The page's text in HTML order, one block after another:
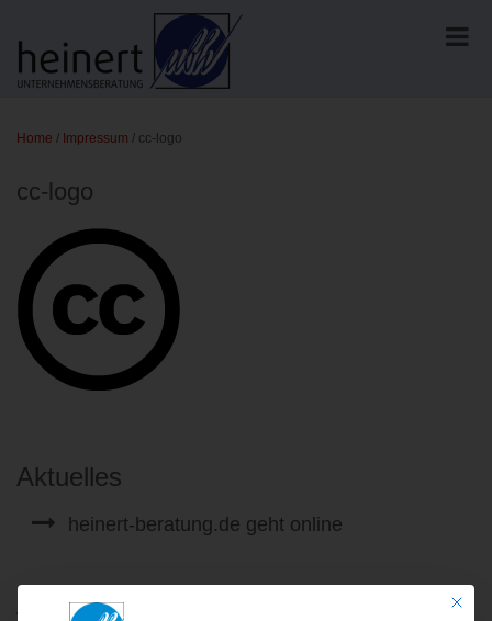
Home / Impressum / cc-logo
cc-logo
Aktuelles
heinert-beratung.de geht online
Auswahl Mit